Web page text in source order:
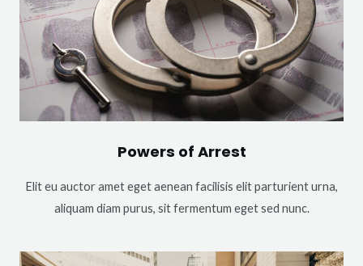
Powers of Arrest
Elit eu auctor amet eget aenean facilisis elit parturient urna,
aliquam diam purus, sit fermentum eget sed nunc.